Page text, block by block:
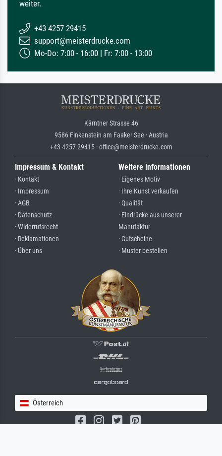
weiter.
+43 4257 29415
support@meisterdrucke.com
Mo-Do: 7:00 - 16:00 | Fr: 7:00 - 13:00
Kärntner Strasse 46
9586 Finkenstein am Faaker See · Austria
+43 4257 29415 · office@meisterdrucke.com
Impressum & Kontakt
· Kontakt
· Impressum
· AGB
· Datenschutz
· Widerrufsrecht
· Reklamationen
· Über uns
Weitere Informationen
· Eigenes Motiv
· Ihre Kunst verkaufen
· Qualität
· Eindrücke aus unserer
Manufaktur
· Gutscheine
· Muster bestellen
Österreich